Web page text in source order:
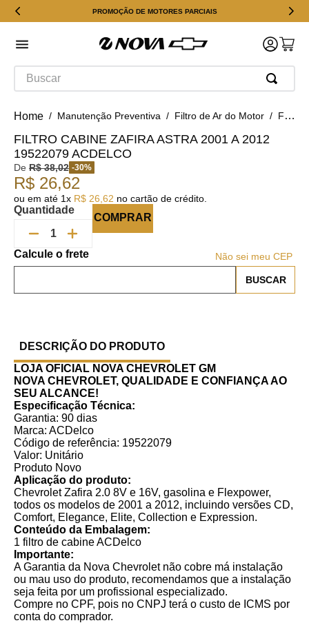
PROMOÇÃO DE MOTORES PARCIAIS
Buscar
Manutenção Preventiva Filtro de Ar do Motor Filtro Cabine Zafira Astra 2001 a 2012 19522079 ACDelco
FILTRO CABINE ZAFIRA ASTRA 2001 A 2012
19522079 ACDELCO
De R$ 38,02 -30%
R$ 26,62
ou em até 1x R$ 26 62 no cartão de crédito.
Quantidade
COMPRAR
Não sei meu CEP
DESCRIÇÃO DO PRODUTO
LOJA OFICIAL NOVA CHEVROLET GM
NOVA CHEVROLET, QUALIDADE E CONFIANÇA AO
SEU ALCANCE!
Especificação Técnica:
Garantia: 90 dias
Marca: ACDelco
Código de referência: 19522079
Valor: Unitário
Produto Novo
Aplicação do produto:
Chevrolet Zafira 2.0 8V e 16V, gasolina e Flexpower,
todos os modelos de 2001 a 2012, incluindo versões CD,
Comfort, Elegance, Elite, Collection e Expression.
Conteúdo da Embalagem:
1 filtro de cabine ACDelco
Importante:
A Garantia da Nova Chevrolet não cobre má instalação
ou mau uso do produto, recomendamos que a instalação
seja feita por um profissional especializado.
Compre no CPF, pois no CNPJ terá o custo de ICMS por
conta do comprador.